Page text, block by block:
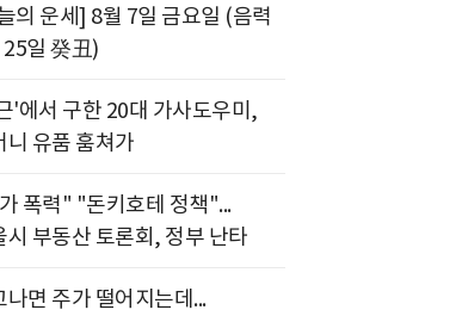
의 운세] 8월 7일 금요일 (음력
25일 癸丑)
'에서 구한 20대 가사도우미,
니 유품 훔쳐가
폭력" "돈키호테 정책"...
시 부동산 토론회, 정부 난타
나면 주가 떨어지는데...